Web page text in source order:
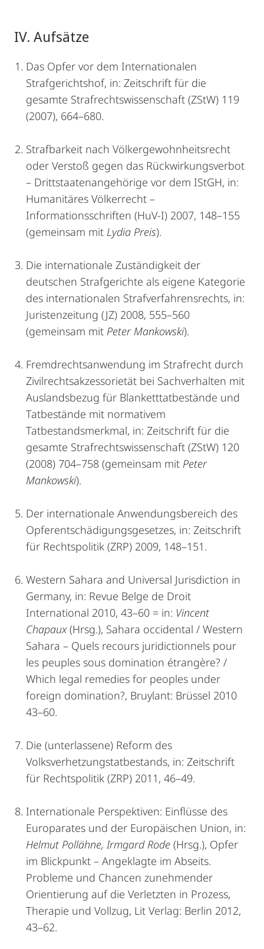
IV. Aufsätze
Das Opfer vor dem Internationalen
Strafgerichtshof, in: Zeitschrift für die
gesamte Strafrechtswissenschaft (ZStW) 119
(2007), 664–680.
Strafbarkeit nach Völkergewohnheitsrecht
oder Verstoß gegen das Rückwirkungsverbot
– Drittstaatenangehörige vor dem IStGH, in:
Humanitäres Völkerrecht –
Informationsschriften (HuV-I) 2007, 148–155
(gemeinsam mit Lydia Preis).
Die internationale Zuständigkeit der
deutschen Strafgerichte als eigene Kategorie
des internationalen Strafverfahrensrechts, in:
Juristenzeitung (JZ) 2008, 555–560
(gemeinsam mit Peter Mankowski).
Fremdrechtsanwendung im Strafrecht durch
Zivilrechtsakzessorietät bei Sachverhalten mit
Auslandsbezug für Blanketttatbestände und
Tatbestände mit normativem
Tatbestandsmerkmal, in: Zeitschrift für die
gesamte Strafrechtswissenschaft (ZStW) 120
(2008) 704–758 (gemeinsam mit Peter
Mankowski).
Der internationale Anwendungsbereich des
Opferentschädigungsgesetzes, in: Zeitschrift
für Rechtspolitik (ZRP) 2009, 148–151.
Western Sahara and Universal Jurisdiction in
Germany, in: Revue Belge de Droit
International 2010, 43–60 = in: Vincent
Chapaux(Hrsg.), Sahara occidental / Western
Sahara – Quels recours juridictionnels pour
les peuples sous domination étrangère? /
Which legal remedies for peoples under
foreign domination?, Bruylant: Brüssel 2010
43–60.
Die (unterlassene) Reform des
Volksverhetzungstatbestands, in: Zeitschrift
für Rechtspolitik (ZRP) 2011, 46–49.
Internationale Perspektiven: Einflüsse des
Europarates und der Europäischen Union, in:
Helmut Pollähne, Irmgard Rode (Hrsg.), Opfer
im Blickpunkt – Angeklagte im Abseits.
Probleme und Chancen zunehmender
Orientierung auf die Verletzten in Prozess,
Therapie und Vollzug, Lit Verlag: Berlin 2012,
43–62.